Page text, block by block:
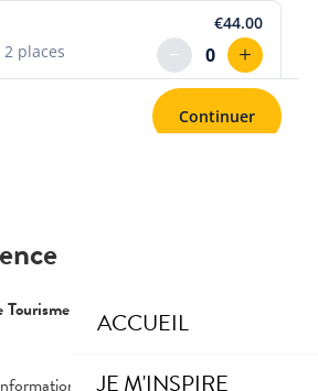
ACCUEIL
JE M'INSPIRE